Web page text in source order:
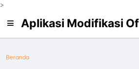
>
Aplikasi Modifikasi
Beranda